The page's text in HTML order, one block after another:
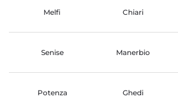
Melfi Chiari
Senise Manerbio
Potenza Ghedi